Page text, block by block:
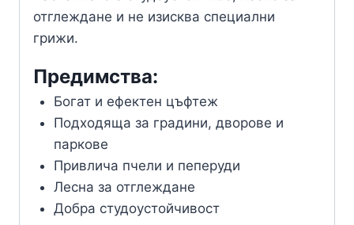
отглеждане и не изисква специални
грижи.
Предимства:
Богат и ефектен цъфтеж
Подходяща за градини, дворове и
паркове
Привлича пчели и пеперуди
Лесна за отглеждане
Добра студоустойчивост